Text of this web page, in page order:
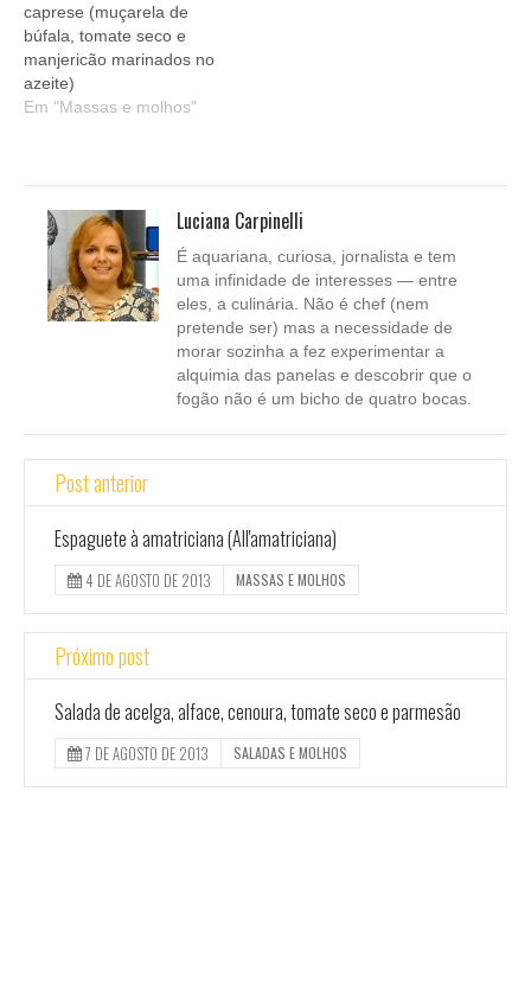
caprese (muçarela de
búfala, tomate seco e
manjericão marinados no
azeite)
Em "Massas e molhos"
Luciana Carpinelli
É aquariana, curiosa, jornalista e tem
uma infinidade de interesses — entre
eles, a culinária. Não é chef (nem
pretende ser) mas a necessidade de
morar sozinha a fez experimentar a
alquimia das panelas e descobrir que o
fogão não é um bicho de quatro bocas.
Post anterior
Espaguete à amatriciana (All'amatriciana)
4 DE AGOSTO DE 2013 MASSAS E MOLHOS
Próximo post
Salada de acelga, alface, cenoura, tomate seco e parmesão
7 DE AGOSTO DE 2013 SALADAS E MOLHOS